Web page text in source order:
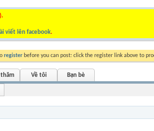
viết lên facebook.
register before you can post: click the register link above to
thăm Về tôi Bạn bè